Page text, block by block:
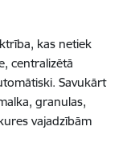
kas netiek
centralizētā
Savukārt
granulas,
vajadzībām